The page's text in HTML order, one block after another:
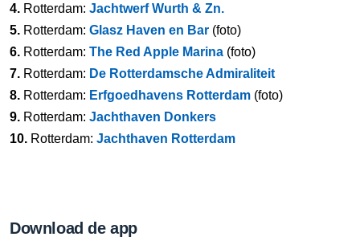
4. Rotterdam: Jachtwerf Wurth & Zn.
5. Rotterdam: Glasz Haven en Bar (foto)
6. Rotterdam: The Red Apple Marina (foto)
7. Rotterdam: De Rotterdamsche Admiraliteit
8. Rotterdam: Erfgoedhavens Rotterdam (foto)
9. Rotterdam: Jachthaven Donkers
10. Rotterdam: Jachthaven Rotterdam
Download de app